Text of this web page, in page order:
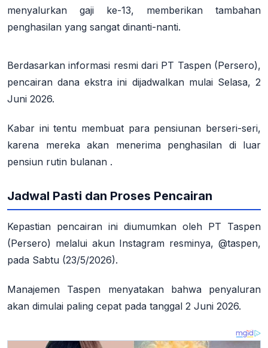
menyalurkan gaji ke-13, memberikan tambahan
penghasilan yang sangat dinanti-nanti.
Berdasarkan informasi resmi dari PT Taspen (Persero),
pencairan dana ekstra ini dijadwalkan mulai Selasa, 2
Juni 2026.
Kabar ini tentu membuat para pensiunan berseri-seri,
karena mereka akan menerima penghasilan di luar
pensiun rutin bulanan .
Jadwal Pasti dan Proses Pencairan
Kepastian pencairan ini diumumkan oleh PT Taspen
(Persero) melalui akun Instagram resminya, @taspen,
pada Sabtu (23/5/2026).
Manajemen Taspen menyatakan bahwa penyaluran
akan dimulai paling cepat pada tanggal 2 Juni 2026.